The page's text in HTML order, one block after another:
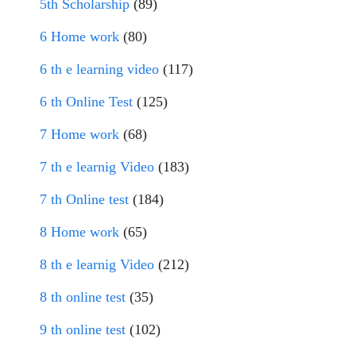
5th Scholarship (89)
6 Home work (80)
6 th e learning video (117)
6 th Online Test (125)
7 Home work (68)
7 th e learnig Video (183)
7 th Online test (184)
8 Home work (65)
8 th e learnig Video (212)
8 th online test (35)
9 th online test (102)